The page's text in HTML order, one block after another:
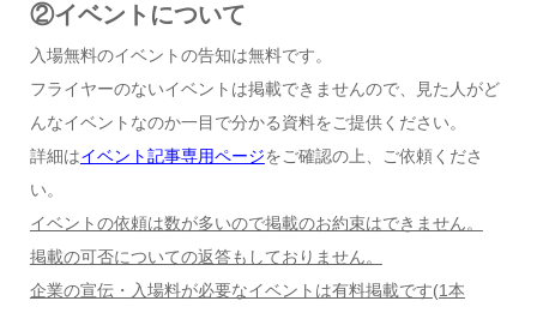
②イベントについて
入場無料のイベントの告知は無料です。
フライヤーのないイベントは掲載できませんので、見た人がど
んなイベントなのか一目で分かる資料をご提供ください。
詳細はイベント記事専用ページをご確認の上、ご依頼くださ
い。
イベントの依頼は数が多いので掲載のお約束はできません。
掲載の可否についての返答もしておりません。
企業の宣伝・入場料が必要なイベントは有料掲載です(1本